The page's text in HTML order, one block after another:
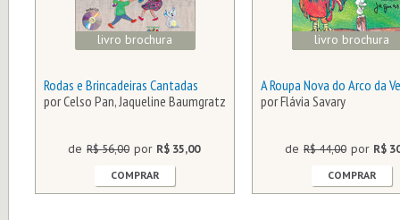
livro brochura
Rodas e Brincadeiras Cantadas
por Celso Pan, Jaqueline Baumgratz
de R$ 56,00 por R$ 35,00
COMPRAR
livro brochura
A Roupa Nova do Arco da
por Flávia Savary
de R$ 44,00 por R$
COMPRAR